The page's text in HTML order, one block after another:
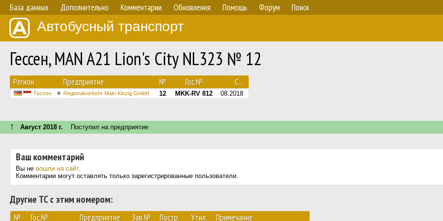
База данных Дополнительно Комментарии Обновления Помощь Форум Поиск
Автобусный транспорт
Гессен, MAN A21 Lion's City NL323 № 12
Регион Предприятие № Гос.№ С...
Гессен Regionalverkehr Main-Kinzig GmbH 12 MKK-RV 812 08.2018
↑ Август 2018 г. Поступил на предприятие
Ваш комментарий
Вы не вошли на сайт.
Комментарии могут оставлять только зарегистрированные пользователи.
Другие ТС с этим номером:
№ Гос.№ Предприятие Зав.№ Постр. Утил. Примечание